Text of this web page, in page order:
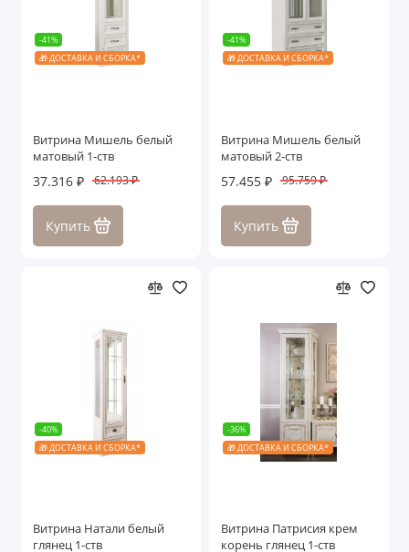
-41%
🎁 ДОСТАВКА И СБОРКА*
Витрина Мишель белый
матовый 1-ств
37.316 ₽ 62.193 ₽
Купить
-41%
🎁 ДОСТАВКА И СБОРКА*
Витрина Мишель белый
матовый 2-ств
57.455 ₽ 95.759 ₽
Купить
-40%
🎁 ДОСТАВКА И СБОРКА*
Витрина Натали белый
глянец 1-ств
-36%
🎁 ДОСТАВКА И СБОРКА*
Витрина Патрисия крем
корень глянец 1-ств